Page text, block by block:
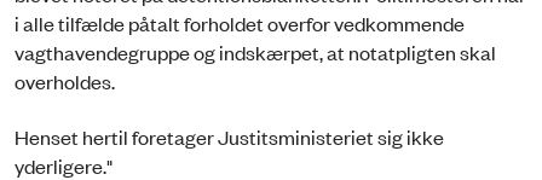
i alle tilfælde påtalt forholdet overfor vedkommende
vagthavendegruppe og indskærpet, at notatpligten skal
overholdes.
Henset hertil foretager Justitsministeriet sig ikke
yderligere."